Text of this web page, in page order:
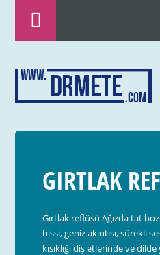
GIRTLAK
Gırtlak reflüsü Ağızda tat
hissi, geniz akıntısı, sürekli
kısıklığı diş etlerinde ve